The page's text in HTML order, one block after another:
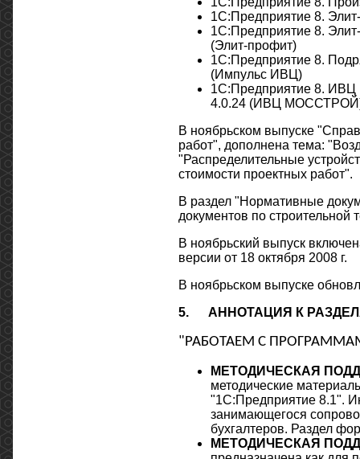
1C:Предприятие 8.
1C:Предприятие 8.
(Элит-профит)
1С:Предприятие 8.
(Импульс ИВЦ)
1С:Предприятие 8. ИВЦ
4.0.24 (ИВЦ
В ноябрьском выпуске
работ", дополнена тема:
"Распределительные
стоимости проектных работ".
В раздел "Нормативные
документов по строительной
В ноябрьский выпуск
версии от 18 октября 2008 г.
В ноябрьском выпуске
5. АННОТАЦИЯ К
"РАБОТАЕМ С
МЕТОДИЧЕСКАЯ
методические
"1С:Предприятие 8.1".
занимающегося
бухгалтеров. Раздел
МЕТОДИЧЕСКАЯ